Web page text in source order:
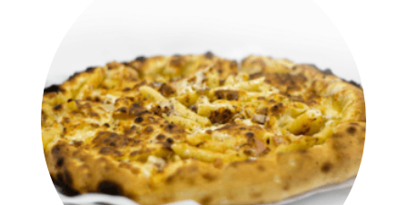
€24,90